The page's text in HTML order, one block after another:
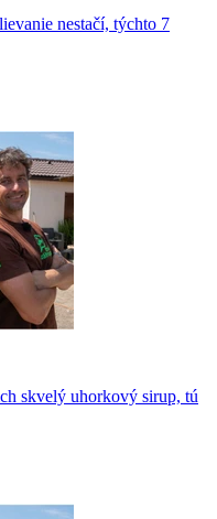
nestačí, týchto 7
skvelý uhorkový sirup, tú